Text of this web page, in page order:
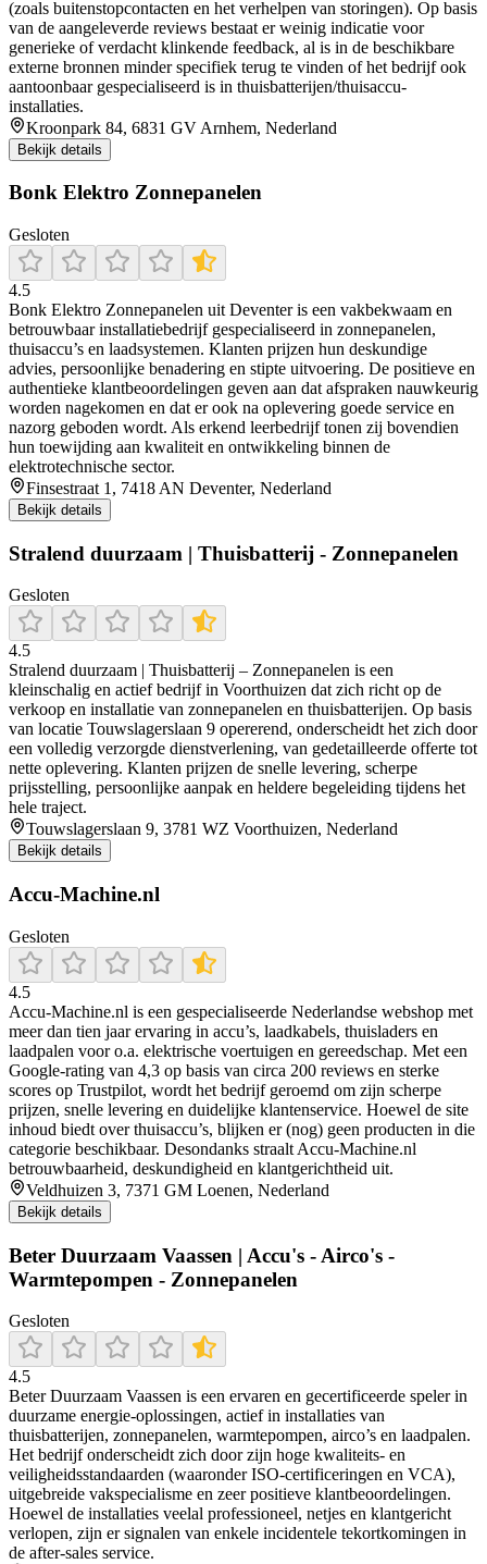
(zoals buitenstopcontacten en het verhelpen van storingen). Op basis
van de aangeleverde reviews bestaat er weinig indicatie voor
generieke of verdacht klinkende feedback, al is in de beschikbare
externe bronnen minder specifiek terug te vinden of het bedrijf ook
aantoonbaar gespecialiseerd is in thuisbatterijen/thuisaccu-
installaties.
Kroonpark 84, 6831 GV Arnhem, Nederland
Bekijk details
Bonk Elektro Zonnepanelen
Gesloten
4.5
Bonk Elektro Zonnepanelen uit Deventer is een vakbekwaam en
betrouwbaar installatiebedrijf gespecialiseerd in zonnepanelen,
thuisaccu’s en laadsystemen. Klanten prijzen hun deskundige
advies, persoonlijke benadering en stipte uitvoering. De positieve en
authentieke klantbeoordelingen geven aan dat afspraken nauwkeurig
worden nagekomen en dat er ook na oplevering goede service en
nazorg geboden wordt. Als erkend leerbedrijf tonen zij bovendien
hun toewijding aan kwaliteit en ontwikkeling binnen de
elektrotechnische sector.
Finsestraat 1, 7418 AN Deventer, Nederland
Bekijk details
Stralend duurzaam | Thuisbatterij - Zonnepanelen
Gesloten
4.5
Stralend duurzaam | Thuisbatterij – Zonnepanelen is een
kleinschalig en actief bedrijf in Voorthuizen dat zich richt op de
verkoop en installatie van zonnepanelen en thuisbatterijen. Op basis
van locatie Touwslagerslaan 9 opererend, onderscheidt het zich door
een volledig verzorgde dienstverlening, van gedetailleerde offerte tot
nette oplevering. Klanten prijzen de snelle levering, scherpe
prijsstelling, persoonlijke aanpak en heldere begeleiding tijdens het
hele traject.
Touwslagerslaan 9, 3781 WZ Voorthuizen, Nederland
Bekijk details
Accu-Machine.nl
Gesloten
4.5
Accu‑Machine.nl is een gespecialiseerde Nederlandse webshop met
meer dan tien jaar ervaring in accu’s, laadkabels, thuisladers en
laadpalen voor o.a. elektrische voertuigen en gereedschap. Met een
Google‑rating van 4,3 op basis van circa 200 reviews en sterke
scores op Trustpilot, wordt het bedrijf geroemd om zijn scherpe
prijzen, snelle levering en duidelijke klantenservice. Hoewel de site
inhoud biedt over thuisaccu’s, blijken er (nog) geen producten in die
categorie beschikbaar. Desondanks straalt Accu‑Machine.nl
betrouwbaarheid, deskundigheid en klantgerichtheid uit.
Veldhuizen 3, 7371 GM Loenen, Nederland
Bekijk details
Beter Duurzaam Vaassen | Accu's - Airco's -
Warmtepompen - Zonnepanelen
Gesloten
4.5
Beter Duurzaam Vaassen is een ervaren en gecertificeerde speler in
duurzame energie-oplossingen, actief in installaties van
thuisbatterijen, zonnepanelen, warmtepompen, airco’s en laadpalen.
Het bedrijf onderscheidt zich door zijn hoge kwaliteits- en
veiligheidsstandaarden (waaronder ISO‑certificeringen en VCA),
uitgebreide vakspecialisme en zeer positieve klantbeoordelingen.
Hoewel de installaties veelal professioneel, netjes en klantgericht
verlopen, zijn er signalen van enkele incidentele tekortkomingen in
de after‑sales service.